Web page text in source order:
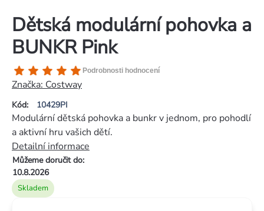
Dětská modulární pohovka a
BUNKR Pink
Kód: 10429PI
Průměrné
hodnocení
produktu
je
5,0
z
5
hvězdiček.
Podrobnosti hodnocení
Značka: Costway
Skladem
Můžeme doručit do:
10.8.2026
Modulární dětská pohovka a bunkr v jednom, pro pohodlí
a aktivní hru vašich dětí.
Detailní informace